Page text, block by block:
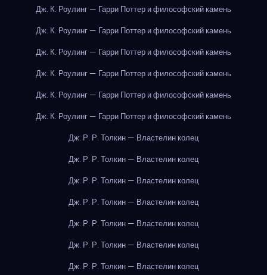
Дж. К. Роулинг — Гарри Поттер и философский камень
Дж. К. Роулинг — Гарри Поттер и философский камень
Дж. К. Роулинг — Гарри Поттер и философский камень
Дж. К. Роулинг — Гарри Поттер и философский камень
Дж. К. Роулинг — Гарри Поттер и философский камень
Дж. К. Роулинг — Гарри Поттер и философский камень
Дж. Р. Р. Толкин — Властелин колец
Дж. Р. Р. Толкин — Властелин колец
Дж. Р. Р. Толкин — Властелин колец
Дж. Р. Р. Толкин — Властелин колец
Дж. Р. Р. Толкин — Властелин колец
Дж. Р. Р. Толкин — Властелин колец
Дж. Р. Р. Толкин — Властелин колец